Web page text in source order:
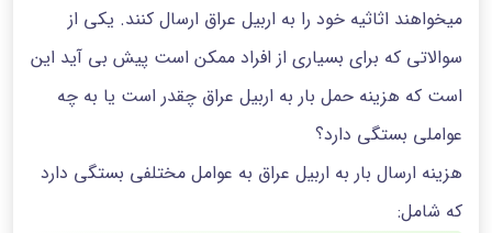
میخواهند اثاثیه خود را به اربیل عراق ارسال کنند. یکی از
سوالاتی که برای بسیاری از افراد ممکن است پیش بی آید این
است که هزینه حمل بار به اربیل عراق چقدر است یا به چه
عواملی بستگی دارد؟
هزینه ارسال بار به اربیل عراق به عوامل مختلفی بستگی دارد
که شامل: